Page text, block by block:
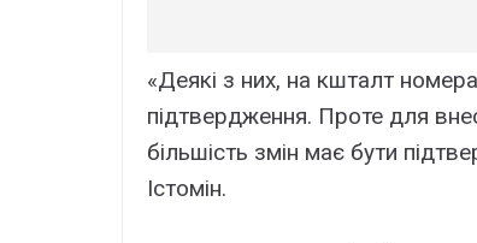
«Деякі з них, на кшталт
підтвердження. Проте для
більшість змін має бути
Істомін.